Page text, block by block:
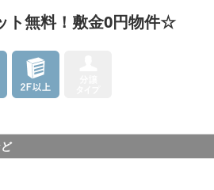
ト無料！敷金0円物件☆